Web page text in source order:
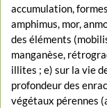
accumulation,
amphimus, mor,
des éléments
manganèse,
illites ; e) sur la vie
profondeur des
végétaux pérennes